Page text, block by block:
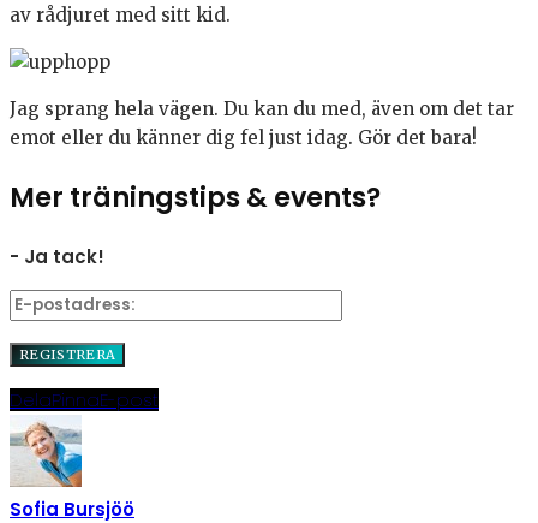
av rådjuret med sitt kid.
Jag sprang hela vägen. Du kan du med, även om det tar
emot eller du känner dig fel just idag. Gör det bara!
Mer träningstips & events?
- Ja tack!
DelaPinnaE-post
Sofia Bursjöö